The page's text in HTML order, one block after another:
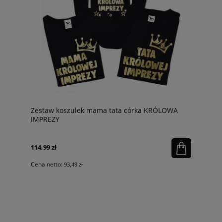
Zestaw koszulek mama tata córka KRÓLOWA
IMPREZY
114,99 zł
Cena netto: 93,49 zł